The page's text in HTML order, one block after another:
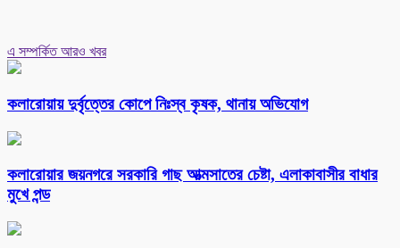
এ সম্পর্কিত আরও খবর
কলারোয়ায় দুর্বৃত্তের কোপে নিঃস্ব কৃষক, থানায় অভিযোগ
কলারোয়ার জয়নগরে সরকারি গাছ আত্মসাতের চেষ্টা, এলাকাবাসীর বাধার
মুখে পন্ড